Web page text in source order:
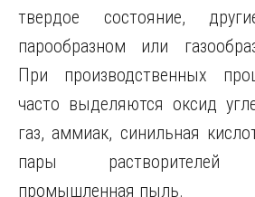
твердое состояние,
парообразном или
При производственных
часто выделяются оксид
газ, аммиак, синильная
пары растворителей
промышленная пыль.